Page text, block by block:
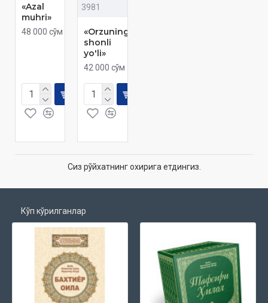
«Azal
muhri»
48 000 сўм
3981
«Orzuning
shonli
yo'li»
42 000 сўм
Сиз рўйхатнинг охирига етдингиз.
Кўп кўрилганлар